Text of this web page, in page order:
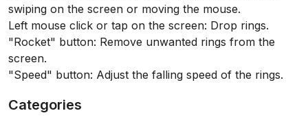
swiping on the screen or moving the mouse.
Left mouse click or tap on the screen: Drop rings.
"Rocket" button: Remove unwanted rings from the
screen.
"Speed" button: Adjust the falling speed of the rings.
Categories